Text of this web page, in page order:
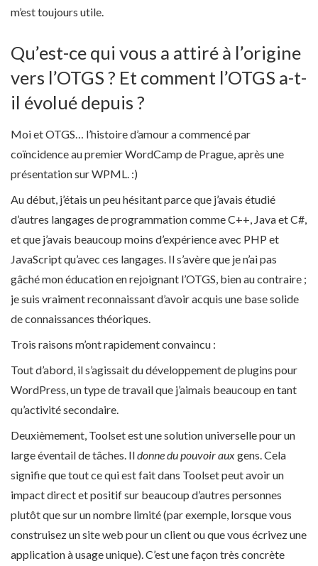
m’est toujours utile.
Qu’est-ce qui vous a attiré à l’origine
vers l’OTGS ? Et comment l’OTGS a-t-
il évolué depuis ?
Moi et OTGS… l’histoire d’amour a commencé par
coïncidence au premier WordCamp de Prague, après une
présentation sur WPML. :)
Au début, j’étais un peu hésitant parce que j’avais étudié
d’autres langages de programmation comme C++, Java et C#,
et que j’avais beaucoup moins d’expérience avec PHP et
JavaScript qu’avec ces langages. Il s’avère que je n’ai pas
gâché mon éducation en rejoignant l’OTGS, bien au contraire ;
je suis vraiment reconnaissant d’avoir acquis une base solide
de connaissances théoriques.
Trois raisons m’ont rapidement convaincu :
Tout d’abord, il s’agissait du développement de plugins pour
WordPress, un type de travail que j’aimais beaucoup en tant
qu’activité secondaire.
Deuxièmement, Toolset est une solution universelle pour un
large éventail de tâches. Ildonne du pouvoir auxgens. Cela
signifie que tout ce qui est fait dans Toolset peut avoir un
impact direct et positif sur beaucoup d’autres personnes
plutôt que sur un nombre limité (par exemple, lorsque vous
construisez un site web pour un client ou que vous écrivez une
application à usage unique). C’est une façon très concrète